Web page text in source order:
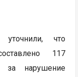
что
117
за нарушение